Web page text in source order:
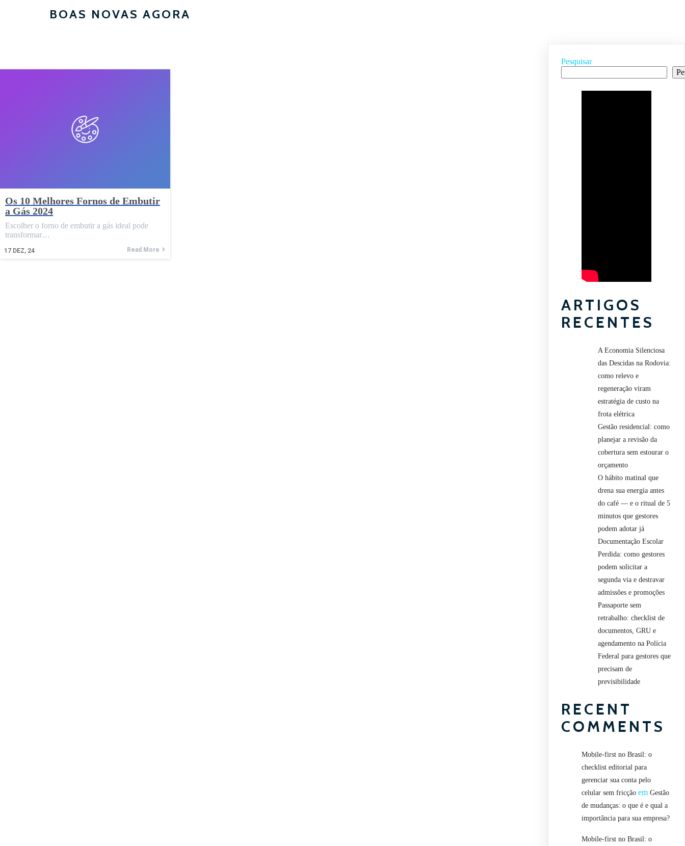
BOAS NOVAS AGORA
Os 10 Melhores Fornos de Embutir
a Gás 2024
17 DEZ, 24
Escolher o forno de embutir a gás ideal pode
transformar…
Read More
Pesquisar
ARTIGOS
RECENTES
A Economia Silenciosa
das Descidas na Rodovia:
como relevo e
regeneração viram
estratégia de custo na
frota elétrica
Gestão residencial: como
planejar a revisão da
cobertura sem estourar o
orçamento
O hábito matinal que
drena sua energia antes
do café — e o ritual de 5
minutos que gestores
podem adotar já
Documentação Escolar
Perdida: como gestores
podem solicitar a
segunda via e destravar
admissões e promoções
Passaporte sem
retrabalho: checklist de
documentos, GRU e
agendamento na Polícia
Federal para gestores que
precisam de
previsibilidade
RECENT
COMMENTS
Mobile-first no Brasil: o
checklist editorial para
gerenciar sua conta pelo
celular sem fricção emGestão
de mudanças: o que é e qual a
importância para sua empresa?
Mobile-first no Brasil: o